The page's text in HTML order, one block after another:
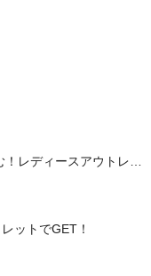
！レディースアウトレッ
ットでGET！